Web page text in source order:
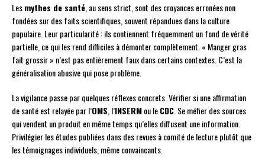
Lesmythes de santé , au sens strict, sont des croyances erronées non
fondées sur des faits scientifiques, souvent répandues dans la culture
populaire. Leur particularité : ils contiennent fréquemment un fond de vérité
partielle, ce qui les rend difficiles à démonter complètement. « Manger gras
fait grossir » n’est pas entièrement faux dans certains contextes. C’est la
généralisation abusive qui pose problème.
La vigilance passe par quelques réflexes concrets. Vérifier si une affirmation
de santé est relayée par l’OMS , l’INSERMou leCDC . Se méfier des sources
qui vendent un produit en même temps qu’elles diffusent une information.
Privilégier les études publiées dans des revues à comité de lecture plutôt que
les témoignages individuels, même convaincants.